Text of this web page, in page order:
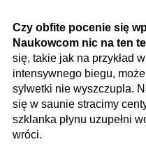
Czy obfite pocenie się
Naukowcom nic na ten
się, takie jak na przykład
intensywnego biegu,
sylwetki nie wyszczupla.
się w saunie stracimy
szklanka płynu uzupełni
wróci.